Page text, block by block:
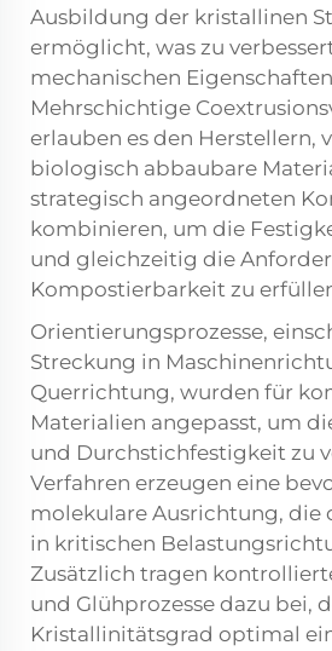
Ausbildung der kristallinen
ermöglicht, was zu
mechanischen
Mehrschichtige
erlauben es den Herstellern,
biologisch abbaubare
strategisch angeordneten
kombinieren, um die
und gleichzeitig die
Kompostierbarkeit zu
Orientierungsprozesse,
Streckung in
Querrichtung, wurden für
Materialien angepasst, um
und Durchstichfestigkeit zu
Verfahren erzeugen eine
molekulare Ausrichtung, die
in kritischen
Zusätzlich tragen
und Glühprozesse dazu bei,
Kristallinitätsgrad optimal